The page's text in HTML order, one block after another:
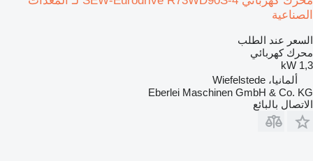
الصناعية
السعر عند الطلب
محرك كهربائي
1,3 kW
ألمانيا، Wiefelstede
Eberlei Maschinen GmbH & Co. KG
الاتصال بالبائع